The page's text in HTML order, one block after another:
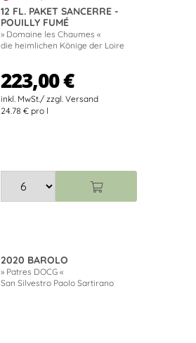
12 FL. PAKET SANCERRE -
POUILLY FUMÉ
» Domaine les Chaumes «
die heimlichen Könige der Loire
223,00 €
24.78 € pro l
2020 BAROLO
» Patres DOCG «
San Silvestro Paolo Sartirano